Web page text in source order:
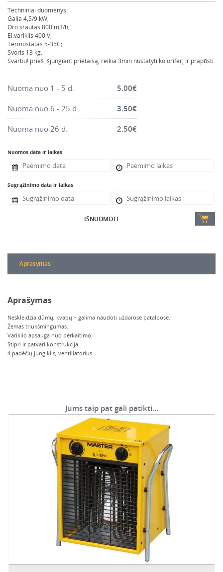
Montavimo instrumentai
Pneumatika
Pastoliai, bokšteliai, stelažai, tvoros, statramščiai,
perdangos
Plytelių, blokelių, polistirolo pjovimo įrankiai
Santechnikos įrankiai
Šildytuvai, kaloriferiai, kondicionieriai, jonizatoriai
Sodo ir miško įranga
Vandens ir purvo siurbliai
Valymo įranga
Viniakaliai, kabiakalės, šaudykliai
Techniniai duomenys:
Galia 4,5/9 kW;
Oro srautas 800 m3/h;
El.variklis 400 V;
Termostatas 5-35C;
Svoris 13 kg.
Svarbu! prieš išjungiant prietaisą, reikia 3min nustatyti koloriferį ir prapūsti.
Nuoma nuo 1 - 5 d. 5.00€
Nuoma nuo 6 - 25 d. 3.50€
Nuoma nuo 26 d. 2.50€
Nuomos data ir laikas
Sugrąžinimo data ir laikas
IŠNUOMOTI
Aprašymas
Aprašymas
Neskleidžia dūmų, kvapų – galima naudoti uždarose patalpose.
Žemas triukšmingumas.
Variklio apsauga nuo perkaitimo.
Stipri ir patvari konstrukcija.
4 padėčių jungiklis, ventiliatorius
Jums taip pat gali patikti…